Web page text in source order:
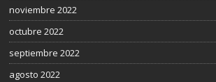
noviembre 2022
octubre 2022
septiembre 2022
agosto 2022